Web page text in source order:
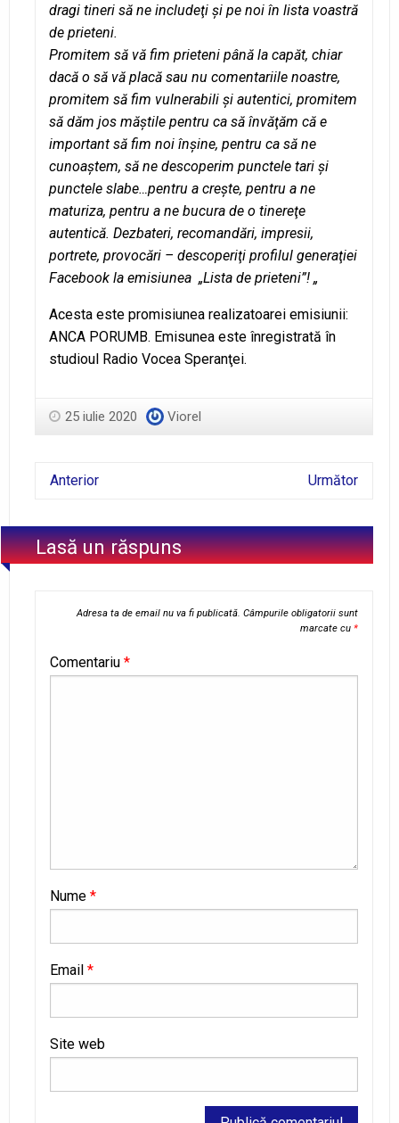
dragi tineri să ne includeţi şi pe noi în lista voastră
de prieteni.
Promitem să vă fim prieteni până la capăt, chiar
dacă o să vă placă sau nu comentariile noastre,
promitem să fim vulnerabili şi autentici, promitem
să dăm jos măştile pentru ca să învăţăm că e
important să fim noi înşine, pentru ca să ne
cunoaştem, să ne descoperim punctele tari şi
punctele slabe…pentru a creşte, pentru a ne
maturiza, pentru a ne bucura de o tinereţe
autentică. Dezbateri, recomandări, impresii,
portrete, provocări – descoperiţi profilul generaţiei
Facebook la emisiunea „Lista de prieteni”! „
Acesta este promisiunea realizatoarei emisiunii:
ANCA PORUMB. Emisunea este înregistrată în
studioul Radio Vocea Speranţei.
25 iulie 2020 Viorel
Anterior Următor
Lasă un răspuns
Adresa ta de email nu va fi publicată. Câmpurile obligatorii sunt
marcate cu *
Comentariu *
Nume *
Email *
Site web